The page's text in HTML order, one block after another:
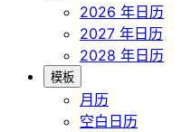
2026 年日历
2027 年日历
2028 年日历
模板
月历
空白日历